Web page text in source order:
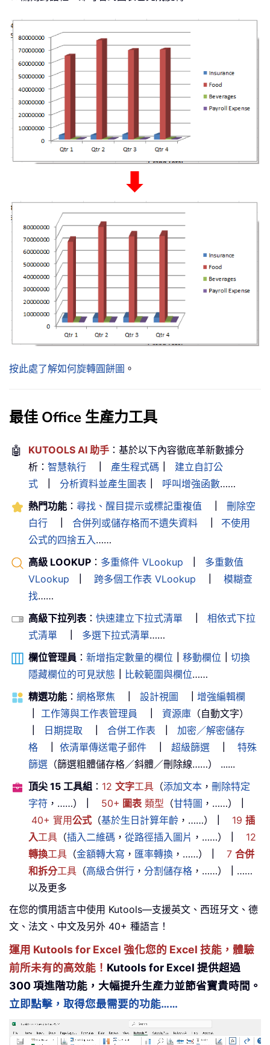
按此處了解如何旋轉圓餅圖 。
最佳 Office 生產力工具
🤖 KUTOOLS AI 助手 ：基於以下內容徹底革新數據分
析： 智慧執行 產生程式碼
建立自訂公
式
分析資料並產生圖表 呼叫增強函數……
熱門功能 ： 尋找、醒目提示或標記重複值
刪除空
白行
合併列或儲存格而不遺失資料
不使用
公式的四捨五入……
高級 LOOKUP ： 多重條件 VLookup
多重數值
VLookup
跨多個工作表 VLookup
模糊查
找……
高級下拉列表： 快速建立下拉式清單
相依式下拉
式清單
多選下拉式清單……
欄位管理員 ： 新增指定數量的欄位 移動欄位
切換
隱藏欄位的可見狀態
比較範圍與欄位……
精選功能 ： 網格聚焦 設計視圖
增強編輯欄
工作簿與工作表管理員 資源庫 （自動文字）
日期提取 合併工作表
加密／解密儲存
格
依清單傳送電子郵件 超級篩選
特殊
篩選 （篩選粗體儲存格／斜體／刪除線……） ......
頂尖 15 工具組 ： 12 文字工具 （添加文本 ， 刪除特定
字符 ，……） 50+ 圖表類型 （甘特圖 ，……）
40+ 實用公式 （基於生日計算年齡 ，……） 19 插
入工具 （插入二維碼 ， 從路徑插入圖片 ，……）
12
轉換工具 （金額轉大寫 ， 匯率轉換 ，……） 7 合併
和拆分工具 （高級合併行 ， 分割儲存格 ，……）
……
以及更多
在您的慣用語言中使用 Kutools—支援英文、西班牙文、德
文、法文、中文及另外 40+ 種語言！
運用 Kutools for Excel 強化您的 Excel 技能，體驗
前所未有的高效能！ Kutools for Excel 提供超過
300 項進階功能，大幅提升生產力並節省寶貴時間。
立即點擊，取得您最需要的功能……